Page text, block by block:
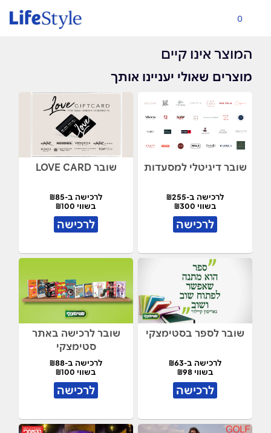
0
המוצר אינו קיים
מוצרים שאולי יעניינו אותך
שובר דיגיטלי למסעדות
לרכישה ב-₪255
בשווי ₪300
לרכישה
שובר LOVE CARD
לרכישה ב-₪85
בשווי ₪100
לרכישה
שובר לספר בסטימצקי
לרכישה ב-₪63
בשווי ₪98
לרכישה
שובר לרכישה באתר
סטימצקי
לרכישה ב-₪88
בשווי ₪100
לרכישה